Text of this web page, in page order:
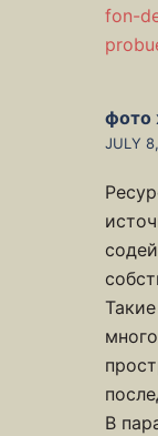
fon-
JULY
В